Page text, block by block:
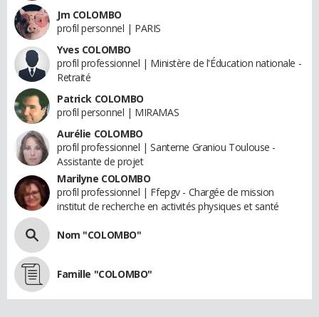
Jm COLOMBO
profil personnel | PARIS
Yves COLOMBO
profil professionnel | Ministère de l'Éducation nationale -
Retraité
Patrick COLOMBO
profil personnel | MIRAMAS
Aurélie COLOMBO
profil professionnel | Santerne Graniou Toulouse -
Assistante de projet
Marilyne COLOMBO
profil professionnel | Ffepgv - Chargée de mission
institut de recherche en activités physiques et santé
Nom "COLOMBO"
Famille "COLOMBO"